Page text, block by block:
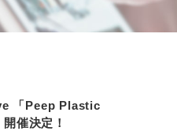
「Peep Plastic
催決定！